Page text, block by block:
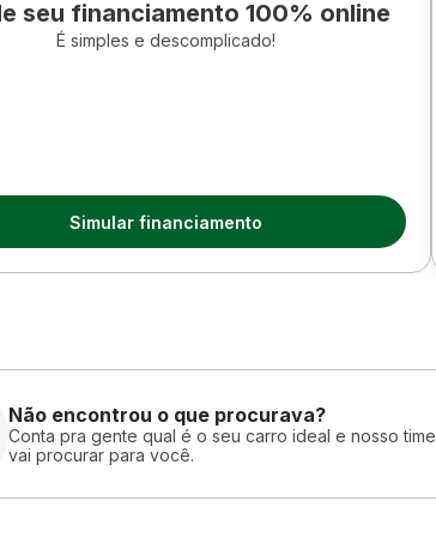
seu financiamento 100% online
É simples e descomplicado!
Simular financiamento
Não encontrou o que procurava?
Conta pra gente qual é o seu carro ideal e nosso time
vai procurar para você.